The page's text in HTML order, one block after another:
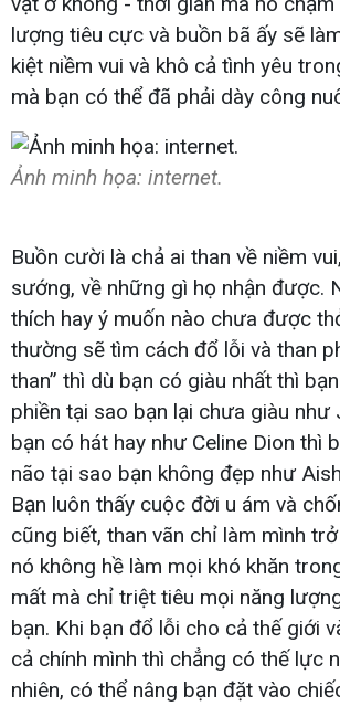
lượng tiêu cực và buồn bã ấy sẽ
kiệt niềm vui và khô cả tình yêu
mà bạn có thể đã phải dày công
Ảnh minh họa: internet.
Buồn cười là chả ai than về niềm
sướng, về những gì họ nhận được.
thích hay ý muốn nào chưa được
thường sẽ tìm cách đổ lỗi và than
than” thì dù bạn có giàu nhất thì
phiền tại sao bạn lại chưa giàu như
bạn có hát hay như Celine Dion thì
não tại sao bạn không đẹp như
Bạn luôn thấy cuộc đời u ám và
cũng biết, than vãn chỉ làm mình
nó không hề làm mọi khó khăn
mất mà chỉ triệt tiêu mọi năng
bạn. Khi bạn đổ lỗi cho cả thế giới
cả chính mình thì chẳng có thế lực
nhiên, có thể nâng bạn đặt vào